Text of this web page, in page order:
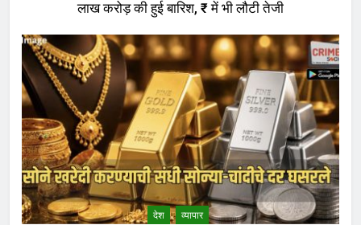
लाख करोड़ की हुई बारिश, ₹ में भी लौटी तेजी
देश व्यापार